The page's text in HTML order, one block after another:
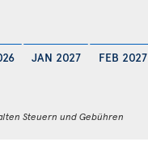
JAN 2027 FEB 2027
Steuern und Gebühren